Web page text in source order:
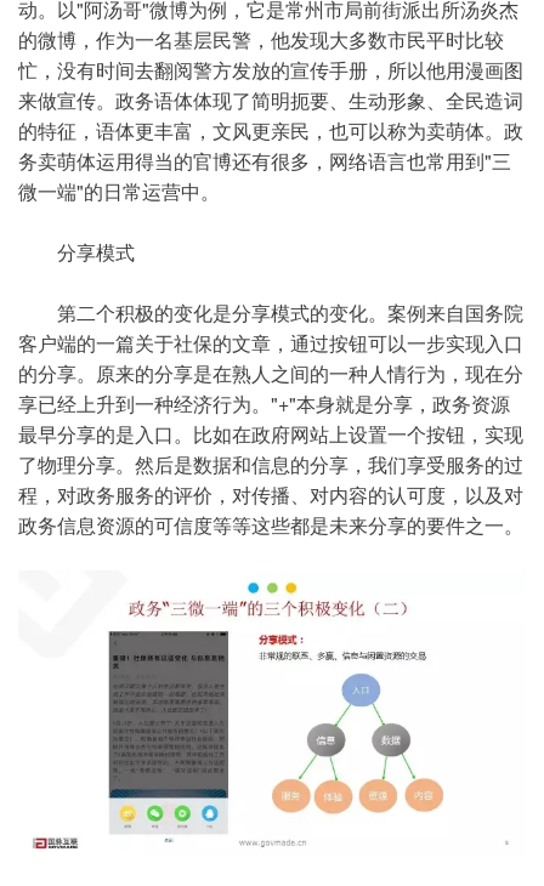
动。以"阿汤哥"微博为例，它是常州市局前街派出所汤炎杰
的微博，作为一名基层民警，他发现大多数市民平时比较
忙，没有时间去翻阅警方发放的宣传手册，所以他用漫画图
来做宣传。政务语体体现了简明扼要、生动形象、全民造词
的特征，语体更丰富，文风更亲民，也可以称为卖萌体。政
务卖萌体运用得当的官博还有很多，网络语言也常用到"三
微一端"的日常运营中。
分享模式
第二个积极的变化是分享模式的变化。案例来自国务院
客户端的一篇关于社保的文章，通过按钮可以一步实现入口
的分享。原来的分享是在熟人之间的一种人情行为，现在分
享已经上升到一种经济行为。"+"本身就是分享，政务资源
最早分享的是入口。比如在政府网站上设置一个按钮，实现
了物理分享。然后是数据和信息的分享，我们享受服务的过
程，对政务服务的评价，对传播、对内容的认可度，以及对
政务信息资源的可信度等等这些都是未来分享的要件之一。